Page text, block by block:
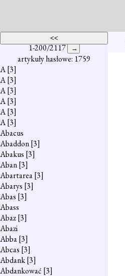
1-200/2117
artykuły hasłowe: 1759
A[3]
A[3]
A[3]
A[3]
A[3]
A[3]
Abacus
Abaddon[3]
Abakus [3]
Aban[3]
Abartarea[3]
Abarys [3]
Abas [3]
Abass
Abaz[3]
Abazi
Abba[3]
Abcas [3]
Abdank[3]
Abdankować [3]